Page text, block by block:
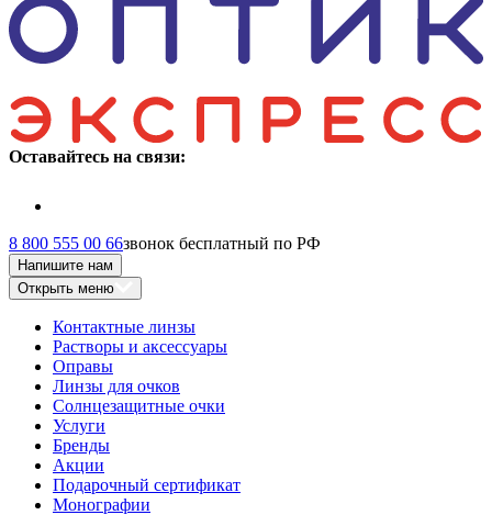
Оставайтесь на связи:
8 800 555 00 66звонок бесплатный по РФ
Напишите нам
Открыть меню
Контактные линзы
Растворы и аксессуары
Оправы
Линзы для очков
Солнцезащитные очки
Услуги
Бренды
Акции
Подарочный сертификат
Монографии